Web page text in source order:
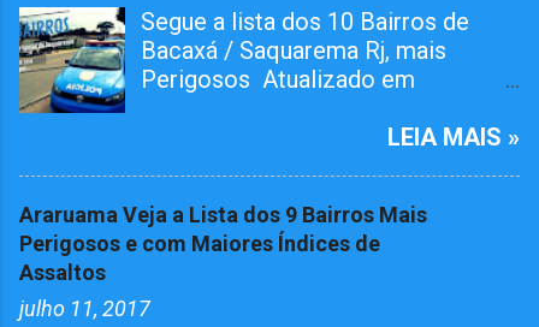
Segue a lista dos 10 Bairros de
Bacaxá / Saquarema Rj, mais
Perigosos Atualizado em
Tiroteiro essa semana, não esta na
com agentes da 124º Dp,
realizaram várias incursões. Afim
Reprimir O TRÁFICO DE DROGAS
LEIA MAIS »
Araruama Veja a Lista dos 9 Bairros Mais
Perigosos e com Maiores Índices de
Assaltos
julho 11, 2017